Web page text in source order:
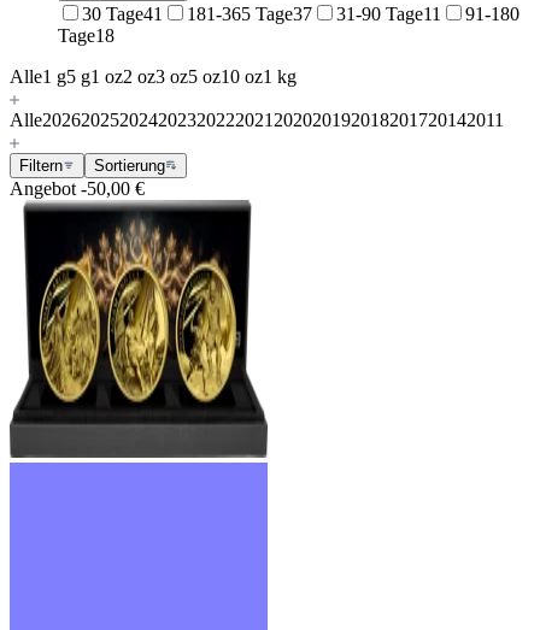
30 Tage41 181-365 Tage37 31-90 Tage11
91-180
Tage18
Alle1 g5 g1 oz2 oz3 oz5 oz10 oz1 kg
Alle202620252024202320222021 202020192018201720142011
Filtern Sortierung
Angebot -50,00 €